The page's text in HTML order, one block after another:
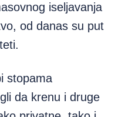
iseljavanja
od danas su put
stopama
da krenu i druge